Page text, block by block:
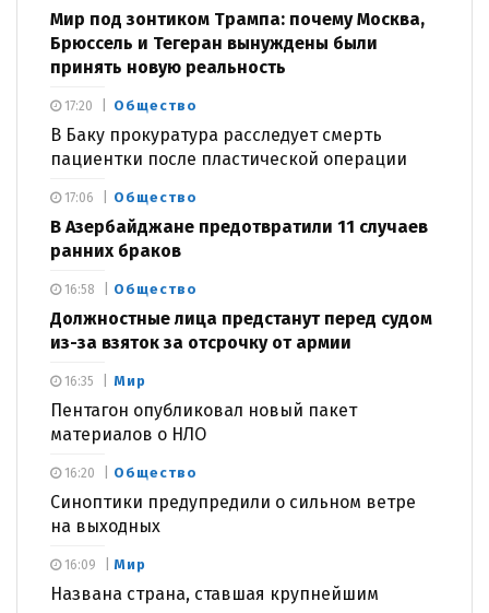
Мир под зонтиком Трампа: почему Москва,
Брюссель и Тегеран вынуждены были
принять новую реальность
Общество
В Баку прокуратура расследует смерть
пациентки после пластической операции
17:20
Общество
В Азербайджане предотвратили 11 случаев
ранних браков
17:06
Общество
Должностные лица предстанут перед судом
из-за взяток за отсрочку от армии
16:58
Мир
Пентагон опубликовал новый пакет
материалов о НЛО
16:35
Общество
Синоптики предупредили о сильном ветре
на выходных
16:20
Мир
Названа страна, ставшая крупнейшим
16:09